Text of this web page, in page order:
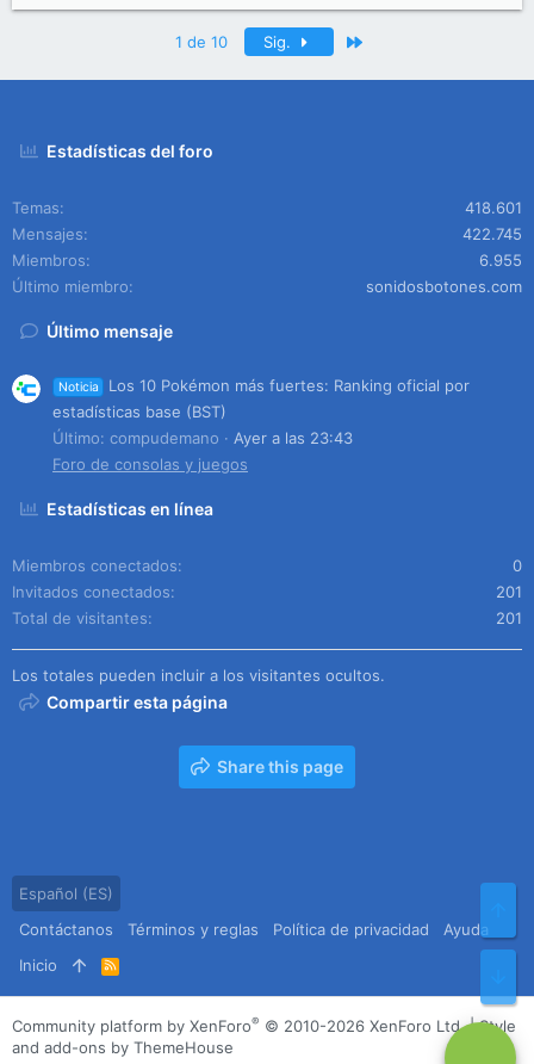
1 de 10 Sig.
Estadísticas del foro
Temas
418.601
Mensajes
422.745
Miembros
6.955
Último miembro
sonidosbotones.com
Último mensaje
Noticia
Los 10 Pokémon más fuertes: Ranking oficial por
estadísticas base (BST)
Último: compudemano
Ayer a las 23:43
Foro de consolas y juegos
Estadísticas en línea
Miembros conectados
0
Invitados conectados
201
Total de visitantes
201
Los totales pueden incluir a los visitantes ocultos.
Compartir esta página
Share this page
Español (ES)
Contáctanos
Términos y reglas Política de privacidad
Ayuda
Inicio
R
S
S
Community platform by XenForo® © 2010-2026 XenForo Ltd. |Style
and add-ons by ThemeHouse